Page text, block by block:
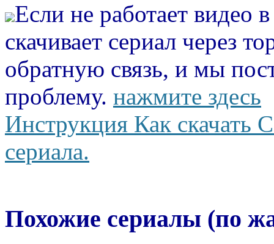
Если не работает видео
скачивает сериал через
обратную связь, и мы
проблему. нажмите здесь
Инструкция Как скачать
сериала.
Похожие сериалы (по